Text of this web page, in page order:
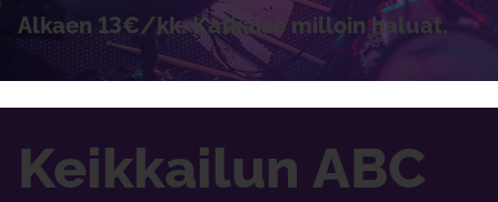
Alkaen 13€/kk. Katkaise milloin haluat.
Keikkailun ABC